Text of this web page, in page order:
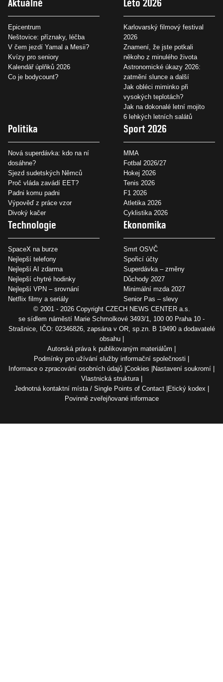
Aktuálně
Epicentrum
Neštovice: příznaky, léčba
V čem jezdí Yamal a Mesii?
Kvízy pro seniory
Kalendář úplňků 2026
Co je bodycount?
Léto 2026
Karlovarský filmový festival
2026
Znamení, že jste potkali
někoho z minulého života
Astronomické úkazy 2026:
zatmění slunce a další
Jak obléci miminko při
vysokých teplotách?
Jak na dokonalé letní mojito
6 lehkých letních salátů
Politika
Nová superdávka: kdo na ní
dosáhne?
Sjezd sudetských Němců
Proč vláda zavádí EET?
Padni komu padni
Výpověď z práce vzor
Divoký kačer
Sport 2026
MMA
Fotbal 2026/27
Hokej 2026
Tenis 2026
F1 2026
Atletika 2026
Cyklistika 2026
Technologie
SpaceX na burze
Nejlepší telefony
Nejlepší AI zdarma
Nejlepší chytré hodinky
Nejlepší VPN – srovnání
Netflix filmy a seriály
Ekonomika
Smrt OSVČ
Spořicí účty
Superdávka – změny
Důchody 2027
Minimální mzda 2027
Senior Pas – slevy
© 2001 - 2026 Copyright CZECH NEWS CENTER a.s.
se sídlem náměstí Marie Schmolkové 3493/1, 100 00 Praha 10 -
Strašnice, IČO: 02346826, zapsána v OR, sp.zn. B 19490 a dodavatelé
obsahu
Autorská práva k publikovaným materiálům
Podmínky pro užívání služby informační společnosti
Informace o zpracování osobních údajů Cookies
Nastavení soukromí
Vlastnická struktura
Jednotná kontaktní místa / Single Points of Contact
Etický kodex
Povinně zveřejňované informace